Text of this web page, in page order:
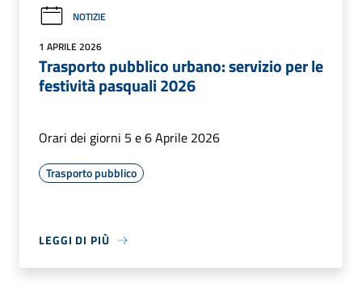
NOTIZIE
1 APRILE 2026
Trasporto pubblico urbano: servizio per le
festività pasquali 2026
Orari dei giorni 5 e 6 Aprile 2026
Trasporto pubblico
LEGGI DI PIÙ